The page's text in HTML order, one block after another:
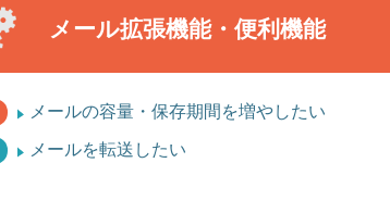
メール拡張機能・便利機能
メールの容量・保存期間を増やしたい
メールを転送したい